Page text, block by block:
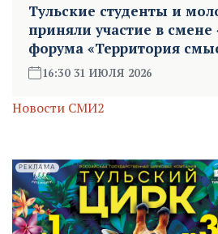
Тульские студенты и
приняли участие в смене
форума «Территория
16:30 31 ИЮЛЯ 2026
Новости СМИ2
РЕКЛАМА